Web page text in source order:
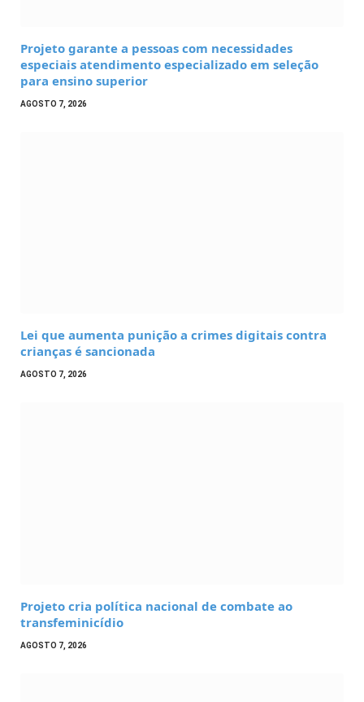
Projeto garante a pessoas com necessidades
especiais atendimento especializado em seleção
para ensino superior
AGOSTO 7, 2026
Lei que aumenta punição a crimes digitais contra
crianças é sancionada
AGOSTO 7, 2026
Projeto cria política nacional de combate ao
transfeminicídio
AGOSTO 7, 2026